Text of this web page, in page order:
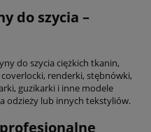
do szycia –
do szycia ciężkich tkanin,
renderki, stębnówki,
guzikarki i inne modele
odzieży lub innych tekstyliów.